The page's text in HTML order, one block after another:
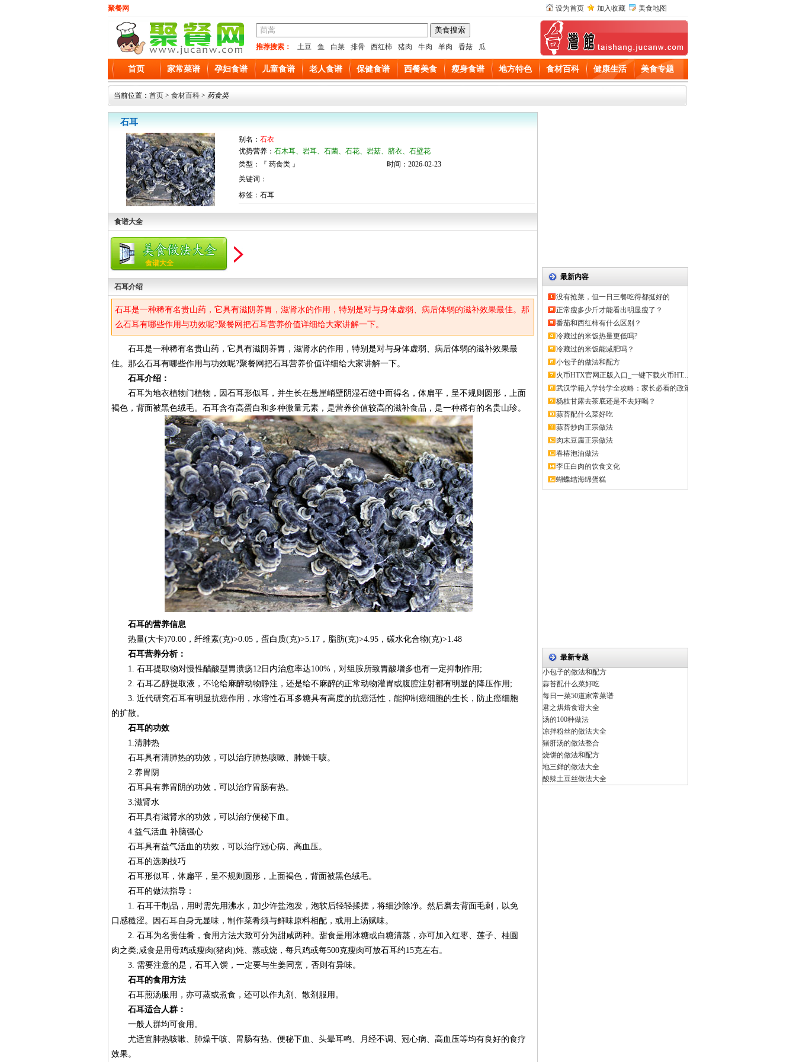
聚餐网 设为首页 加入收藏 美食地图
推荐搜索： 土豆 鱼 白菜 排骨 西红柿 猪肉 牛肉 羊肉 香菇 瓜
首页 家常菜谱 孕妇食谱 儿童食谱 老人食谱 保健食谱 西餐美食 瘦身食谱 地方特色 食材百科 健康生活 美食专题
当前位置： 首页 > 食材百科 > 药食类
石耳
别名： 石衣
优势营养： 石木耳、岩耳、石菌、石花、岩菇、脐衣、石壁花
类型：『 药食类 』
时间：2026-02-23
关键词：
标签：石耳
食谱大全
食谱大全
石耳介绍
石耳是一种稀有名贵山药，它具有滋阴养胃，滋肾水的作用，特别是对与身体虚弱、病后体弱的滋补效果最佳。那
么石耳有哪些作用与功效呢?聚餐网把石耳营养价值详细给大家讲解一下。
石耳是一种稀有名贵山药，它具有滋阴养胃，滋肾水的作用，特别是对与身体虚弱、病后体弱的滋补效果最
佳。那么石耳有哪些作用与功效呢?聚餐网把石耳营养价值详细给大家讲解一下。
石耳介绍：
石耳为地衣植物门植物，因石耳形似耳，并生长在悬崖峭壁阴湿石缝中而得名，体扁平，呈不规则圆形，上面
褐色，背面被黑色绒毛。石耳含有高蛋白和多种微量元素，是营养价值较高的滋补食品，是一种稀有的名贵山珍。
石耳的营养信息
热量(大卡)70.00，纤维素(克)>0.05，蛋白质(克)>5.17，脂肪(克)>4.95，碳水化合物(克)>1.48
石耳营养分析：
1. 石耳提取物对慢性醋酸型胃溃疡12日内治愈率达100%，对组胺所致胃酸增多也有一定抑制作用;
2. 石耳乙醇提取液，不论给麻醉动物静注，还是给不麻醉的正常动物灌胃或腹腔注射都有明显的降压作用;
3. 近代研究石耳有明显抗癌作用，水溶性石耳多糖具有高度的抗癌活性，能抑制癌细胞的生长，防止癌细胞
的扩散。
石耳的功效
1.清肺热
石耳具有清肺热的功效，可以治疗肺热咳嗽、肺燥干咳。
2.养胃阴
石耳具有养胃阴的功效，可以治疗胃肠有热。
3.滋肾水
石耳具有滋肾水的功效，可以治疗便秘下血。
4.益气活血 补脑强心
石耳具有益气活血的功效，可以治疗冠心病、高血压。
石耳的选购技巧
石耳形似耳，体扁平，呈不规则圆形，上面褐色，背面被黑色绒毛。
石耳的做法指导：
1. 石耳干制品，用时需先用沸水，加少许盐泡发，泡软后轻轻揉搓，将细沙除净。然后磨去背面毛刺，以免
口感糙涩。因石耳自身无显味，制作菜肴须与鲜味原料相配，或用上汤赋味。
2. 石耳为名贵佳肴，食用方法大致可分为甜咸两种。甜食是用冰糖或白糖清蒸，亦可加入红枣、莲子、桂圆
肉之类;咸食是用母鸡或瘦肉(猪肉)炖、蒸或烧，每只鸡或每500克瘦肉可放石耳约15克左右。
3. 需要注意的是，石耳入馔，一定要与生姜同烹，否则有异味。
石耳的食用方法
石耳煎汤服用，亦可蒸或煮食，还可以作丸剂、散剂服用。
石耳适合人群：
一般人群均可食用。
尤适宜肺热咳嗽、肺燥干咳、胃肠有热、便秘下血、头晕耳鸣、月经不调、冠心病、高血压等均有良好的食疗
效果。
最新内容
没有抢菜，但一日三餐吃得都挺好的
正常瘦多少斤才能看出明显瘦了？
番茄和西红柿有什么区别？
冷藏过的米饭热量更低吗?
冷藏过的米饭能减肥吗？
小包子的做法和配方
火币HTX官网正版入口_一键下载火币HT...
武汉学籍入学转学全攻略：家长必看的政策
解...
杨枝甘露去茶底还是不去好喝？
蒜苔配什么菜好吃
蒜苔炒肉正宗做法
肉末豆腐正宗做法
春椿泡油做法
李庄白肉的饮食文化
蝴蝶结海绵蛋糕
最新专题
小包子的做法和配方
蒜苔配什么菜好吃
每日一菜50道家常菜谱
君之烘焙食谱大全
汤的100种做法
凉拌粉丝的做法大全
猪肝汤的做法整合
烧饼的做法和配方
地三鲜的做法大全
酸辣土豆丝做法大全